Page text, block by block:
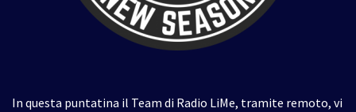
In questa puntatina il Team di Radio LiMe, tramite remoto, vi